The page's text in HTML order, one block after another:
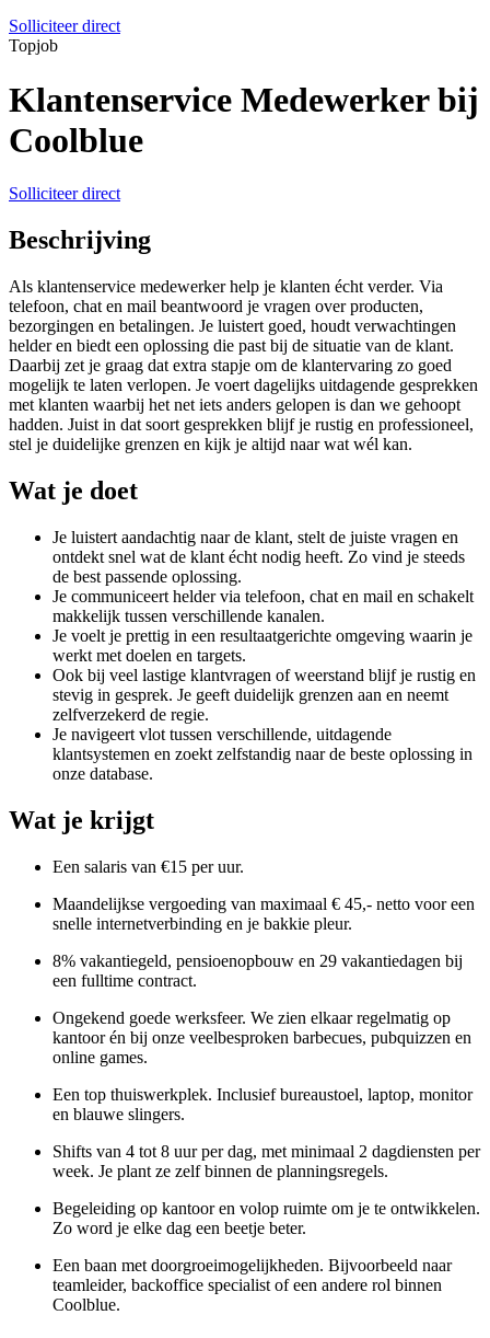
Solliciteer direct
Topjob
Klantenservice Medewerker bij
Coolblue
Solliciteer direct
Beschrijving
Als klantenservice medewerker help je klanten écht verder. Via
telefoon, chat en mail beantwoord je vragen over producten,
bezorgingen en betalingen. Je luistert goed, houdt verwachtingen
helder en biedt een oplossing die past bij de situatie van de klant.
Daarbij zet je graag dat extra stapje om de klantervaring zo goed
mogelijk te laten verlopen. Je voert dagelijks uitdagende gesprekken
met klanten waarbij het net iets anders gelopen is dan we gehoopt
hadden. Juist in dat soort gesprekken blijf je rustig en professioneel,
stel je duidelijke grenzen en kijk je altijd naar wat wél kan.
Wat je doet
Je luistert aandachtig naar de klant, stelt de juiste vragen en
ontdekt snel wat de klant écht nodig heeft. Zo vind je steeds
de best passende oplossing.
Je communiceert helder via telefoon, chat en mail en schakelt
makkelijk tussen verschillende kanalen.
Je voelt je prettig in een resultaatgerichte omgeving waarin je
werkt met doelen en targets.
Ook bij veel lastige klantvragen of weerstand blijf je rustig en
stevig in gesprek. Je geeft duidelijk grenzen aan en neemt
zelfverzekerd de regie.
Je navigeert vlot tussen verschillende, uitdagende
klantsystemen en zoekt zelfstandig naar de beste oplossing in
onze database.
Wat je krijgt
Een salaris van €15 per uur.
Maandelijkse vergoeding van maximaal € 45,- netto voor een
snelle internetverbinding en je bakkie pleur.
8% vakantiegeld, pensioenopbouw en 29 vakantiedagen bij
een fulltime contract.
Ongekend goede werksfeer. We zien elkaar regelmatig op
kantoor én bij onze veelbesproken barbecues, pubquizzen en
online games.
Een top thuiswerkplek. Inclusief bureaustoel, laptop, monitor
en blauwe slingers.
Shifts van 4 tot 8 uur per dag, met minimaal 2 dagdiensten per
week. Je plant ze zelf binnen de planningsregels.
Begeleiding op kantoor en volop ruimte om je te ontwikkelen.
Zo word je elke dag een beetje beter.
Een baan met doorgroeimogelijkheden. Bijvoorbeeld naar
teamleider, backoffice specialist of een andere rol binnen
Coolblue.